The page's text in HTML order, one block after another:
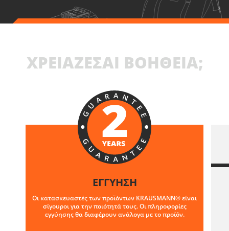
ΧΡΕΙΑΖΕΣΑΙ ΒΟΗΘΕΙΑ;
ΕΓΓΥΗΣΗ
Οι κατασκευαστές των προϊόντων KRAUSMANN® είναι
σίγουροι για την ποιότητά τους. Οι πληροφορίες
εγγύησης θα διαφέρουν ανάλογα με το προϊόν.